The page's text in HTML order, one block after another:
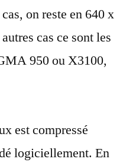
on reste en 640 x
cas ce sont les
950 ou X3100,
est compressé
logiciellement. En